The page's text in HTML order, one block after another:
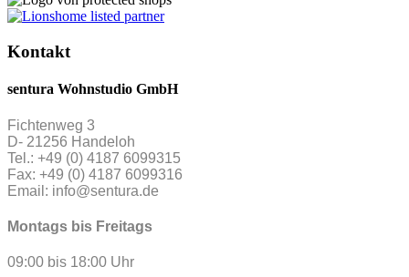
Kontakt
sentura Wohnstudio GmbH
Fichtenweg 3
D- 21256 Handeloh
Tel.: +49 (0) 4187 6099315
Fax: +49 (0) 4187 6099316
Email: info@sentura.de
Montags bis Freitags
09:00 bis 18:00 Uhr